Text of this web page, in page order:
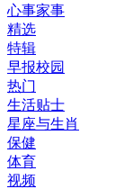
心事家事
精选
特辑
早报校园
热门
生活贴士
星座与生肖
保健
体育
视频